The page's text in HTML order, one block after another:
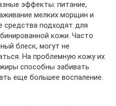
эффекты: питание,
мелких морщин и
средства подходят для
кожи. Часто
блеск, могут не
На проблемную кожу их
способны забивать
еще большее воспаление.